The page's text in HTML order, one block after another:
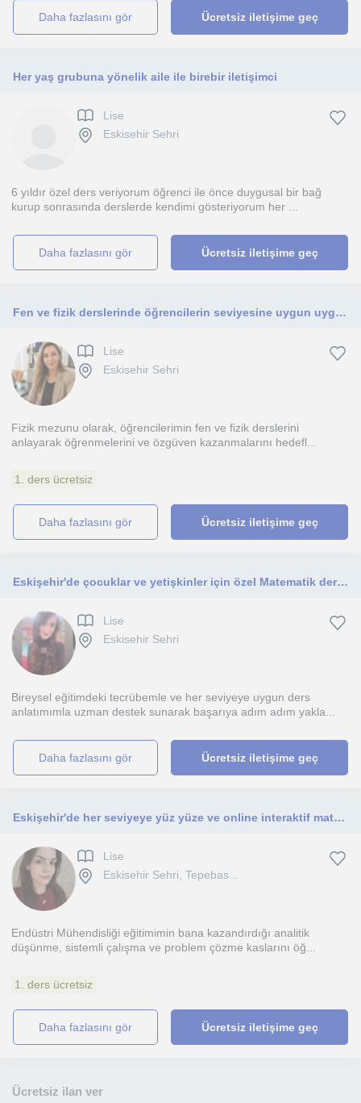
daha fazlasını gör Ücretsiz iletişime geç
Her yaş grubuna yönelik aile ile birebir iletişimci
Lise
Eskisehir Sehri
6 yıldır özel ders veriyorum öğrenci ile önce duygusal bir bağ
kurup sonrasında derslerde kendimi gösteriyorum her ...
daha fazlasını gör Ücretsiz iletişime geç
Fen ve fizik derslerinde öğrencilerin seviyesine uygun uygulama
Lise
Eskisehir Sehri
Fizik mezunu olarak, öğrencilerimin fen ve fizik derslerini
anlayarak öğrenmelerini ve özgüven kazanmalarını hedefl...
1. ders ücretsiz
daha fazlasını gör Ücretsiz iletişime geç
Eskişehir'de çocuklar ve yetişkinler için özel Matematik dersleri sunan 15 yıllık deneyime sahip öğretmen
Lise
Eskisehir Sehri
Bireysel eğitimdeki tecrübemle ve her seviyeye uygun ders
anlatımımla uzman destek sunarak başarıya adım adım yakla...
daha fazlasını gör Ücretsiz iletişime geç
Eskişehir'de her seviyeye yüz yüze ve online interaktif matematik/geometri dersi veriyorum
Lise
Eskisehir Sehri, Tepebas...
Endüstri Mühendisliği eğitimimin bana kazandırdığı analitik
düşünme, sistemli çalışma ve problem çözme kaslarını öğ...
1. ders ücretsiz
daha fazlasını gör Ücretsiz iletişime geç
Ücretsiz ilan ver